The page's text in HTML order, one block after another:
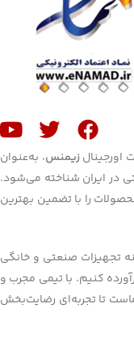
اورجینال زیمنس، به‌عنوان
در ایران شناخته می‌شود.
را با تضمین بهترین
تجهیزات صنعتی و خانگی
کنیم. با تیمی مجرب و
تا تجربه‌ای رضایت‌بخش